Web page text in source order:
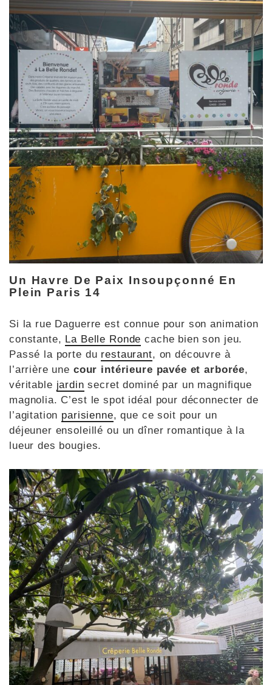
Un Havre De Paix Insoupçonné En
Plein Paris 14
Si la rue Daguerre est connue pour son animation
constante, La Belle Ronde cache bien son jeu.
Passé la porte du restaurant, on découvre à
l’arrière une cour intérieure pavée et arborée,
véritable jardin secret dominé par un magnifique
magnolia. C’est le spot idéal pour déconnecter de
l’agitation parisienne, que ce soit pour un
déjeuner ensoleillé ou un dîner romantique à la
lueur des bougies.